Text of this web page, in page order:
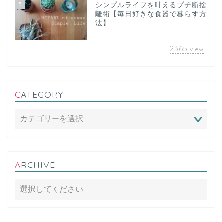
5
シンプルライフを叶えるプチ断捨
離術【毎日好きな食器で暮らす方
法】
2365 view
CATEGORY
ARCHIVE